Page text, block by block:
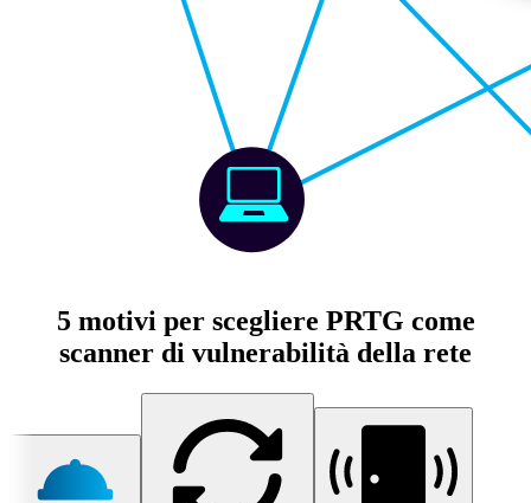
5 motivi per scegliere PRTG come
scanner di vulnerabilità della rete